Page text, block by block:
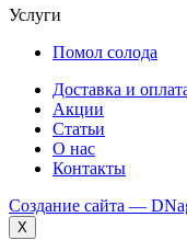
Услуги
Помол солода
Доставка и
Акции
Статьи
О нас
Контакты
Создание сайта —
X